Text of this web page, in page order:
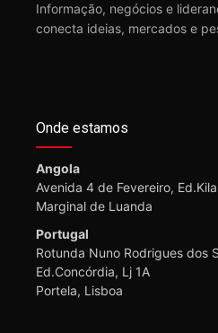
Informação, negócios e
conecta ideias, mercados e
Onde estamos
Angola
Avenida 4 de Fevereiro,
Marginal de Luanda
Portugal
Rotunda Nuno Rodrigues dos
Ed.Concórdia, Lj 1A
Portela, Lisboa